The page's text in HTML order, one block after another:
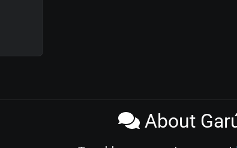
About